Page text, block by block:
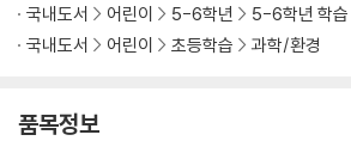
국내도서
어린이 5-6학년 5-6학년 학습
국내도서
어린이 초등학습 과학/환경
품목정보